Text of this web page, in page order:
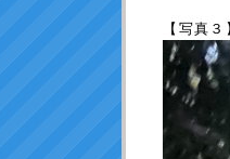
【写真